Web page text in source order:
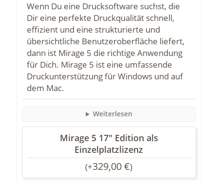
Wenn Du eine Drucksoftware suchst, die
Dir eine perfekte Druckqualität schnell,
effizient und eine strukturierte und
übersichtliche Benutzeroberfläche liefert,
dann ist Mirage 5 die richtige Anwendung
für Dich. Mirage 5 ist eine umfassende
Druckunterstützung für Windows und auf
dem Mac.
Weiterlesen
Mirage 5 17" Edition als
Einzelplatzlizenz
(+329,00€)